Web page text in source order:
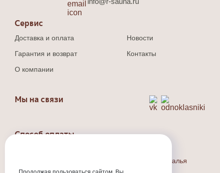
Сервис
Доставка и оплата
Гарантия и возврат
О компании
Новости
Контакты
Мы на связи
Способ оплаты
Индивидуальный предприниматель Людина Наталья
Валерьевна